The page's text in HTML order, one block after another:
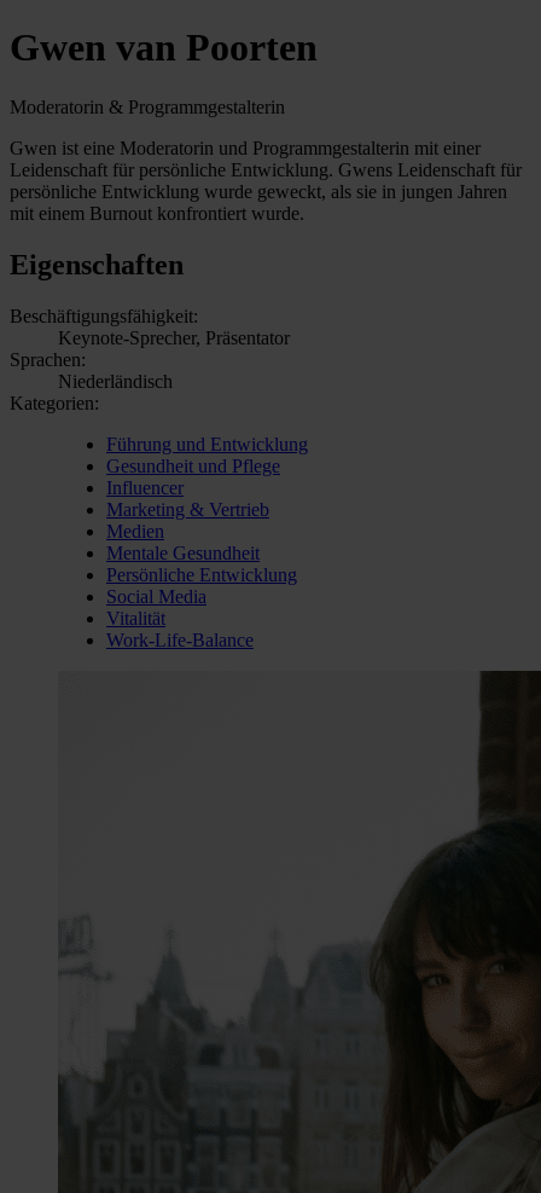
Gwen van Poorten
Moderatorin & Programmgestalterin
Gwen ist eine Moderatorin und Programmgestalterin mit einer
Leidenschaft für persönliche Entwicklung. Gwens Leidenschaft für
persönliche Entwicklung wurde geweckt, als sie in jungen Jahren
mit einem Burnout konfrontiert wurde.
Eigenschaften
Beschäftigungsfähigkeit:
Keynote-Sprecher, Präsentator
Sprachen:
Niederländisch
Kategorien:
Führung und Entwicklung
Gesundheit und Pflege
Influencer
Marketing & Vertrieb
Medien
Mentale Gesundheit
Persönliche Entwicklung
Social Media
Vitalität
Work-Life-Balance